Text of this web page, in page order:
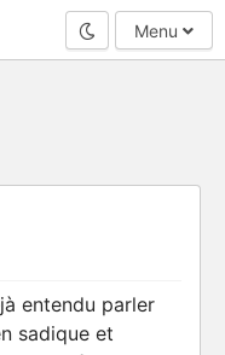
Mode nuit
Menu
entendu parler
sadique et